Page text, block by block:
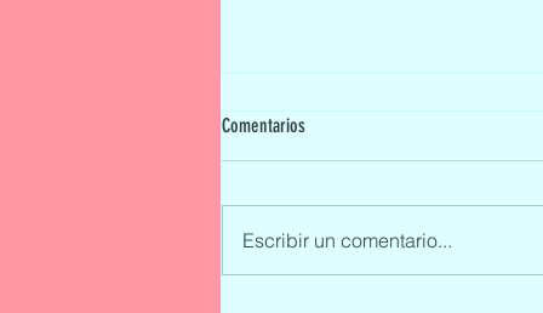
Comentarios
Escribir un comentario...